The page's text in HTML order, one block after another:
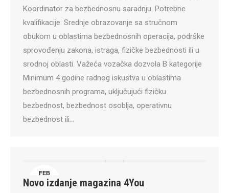
Koordinator za bezbednosnu saradnju. Potrebne
kvalifikacije: Srednje obrazovanje sa stručnom
obukom u oblastima bezbednosnih operacija, podrške
sprovođenju zakona, istraga, fizičke bezbednosti ili u
srodnoj oblasti. Važeća vozačka dozvola B kategorije
Minimum 4 godine radnog iskustva u oblastima
bezbednosnih programa, uključujući fizičku
bezbednost, bezbednost osoblja, operativnu
bezbednost ili…
FEB
26
Novo izdanje magazina 4You